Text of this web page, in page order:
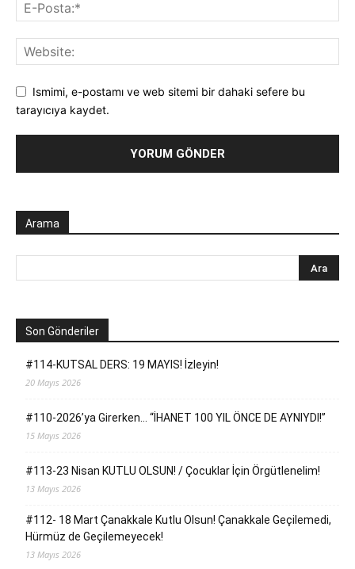
Ismimi, e-postamı ve web sitemi bir dahaki sefere bu
tarayıcıya kaydet.
Arama
Son Gönderiler
#114-KUTSAL DERS: 19 MAYIS! İzleyin!
20 Mayıs 2026
#110-2026’ya Girerken… “İHANET 100 YIL ÖNCE DE AYNIYDI!”
15 Mayıs 2026
#113-23 Nisan KUTLU OLSUN! / Çocuklar İçin Örgütlenelim!
13 Mayıs 2026
#112- 18 Mart Çanakkale Kutlu Olsun! Çanakkale Geçilemedi,
Hürmüz de Geçilemeyecek!
13 Mayıs 2026